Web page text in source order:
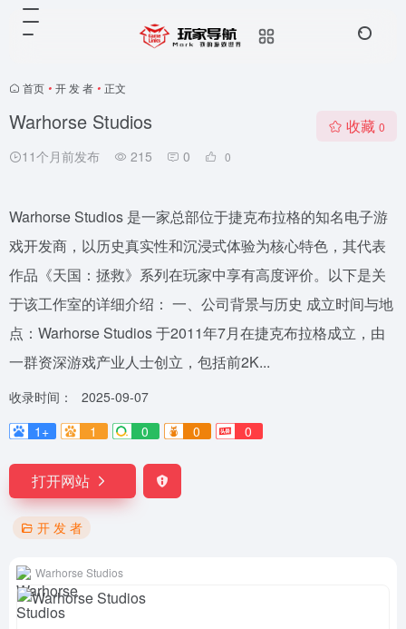
首页 • 开 发 者 • 正文
Warhorse Studios
11个月前发布 215 0 0
收藏 0
Warhorse Studios 是一家总部位于捷克布拉格的知名电子游
戏开发商，以历史真实性和沉浸式体验为核心特色，其代表
作品《天国：拯救》系列在玩家中享有高度评价。以下是关
于该工作室的详细介绍： 一、公司背景与历史 成立时间与地
点：Warhorse Studios 于2011年7月在捷克布拉格成立，由
一群资深游戏产业人士创立，包括前2K...
收录时间：
2025-09-07
1+
1 0 0 0
打开网站
开 发 者
Warhorse Studios